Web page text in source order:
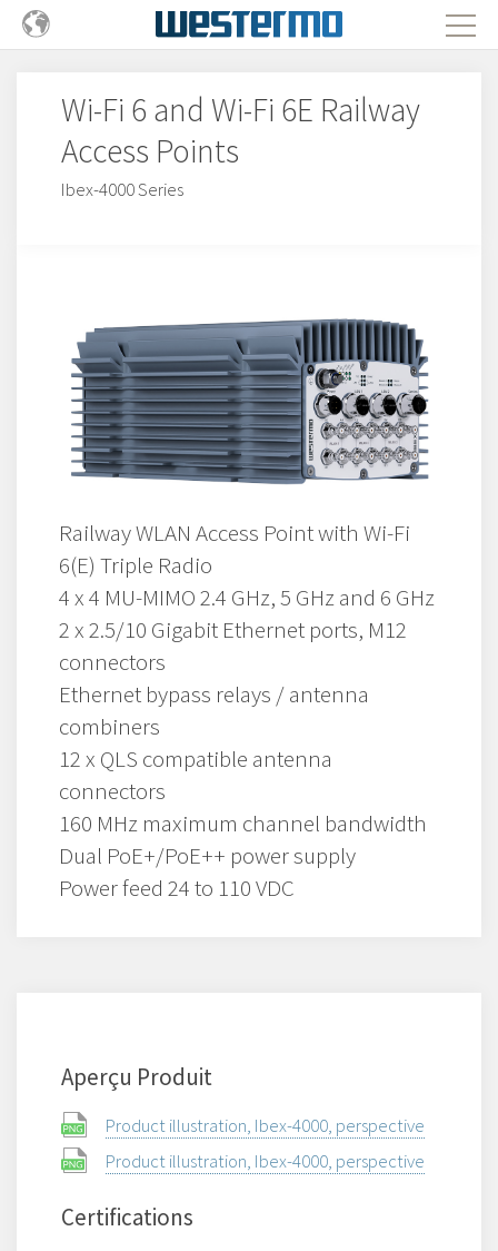
Wi-Fi 6 and Wi-Fi 6E Railway
Access Points
Ibex-4000 Series
Railway WLAN Access Point with Wi-Fi
6(E) Triple Radio
4 x 4 MU-MIMO 2.4 GHz, 5 GHz and 6 GHz
2 x 2.5/10 Gigabit Ethernet ports, M12
connectors
Ethernet bypass relays / antenna
combiners
12 x QLS compatible antenna
connectors
160 MHz maximum channel bandwidth
Dual PoE+/PoE++ power supply
Power feed 24 to 110 VDC
Aperçu Produit
Product illustration, Ibex-4000, perspective
Product illustration, Ibex-4000, perspective
Certifications